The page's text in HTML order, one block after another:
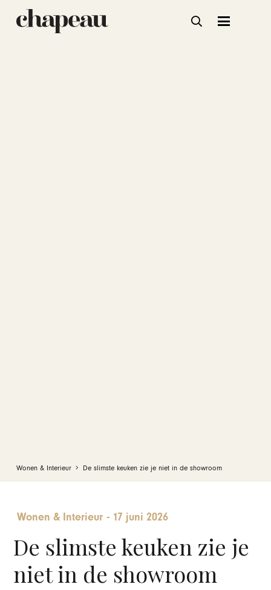
Wonen & Interieur De slimste keuken zie je niet in de showroom
Wonen & Interieur - 17 juni 2026
De slimste keuken zie je
niet in de showroom